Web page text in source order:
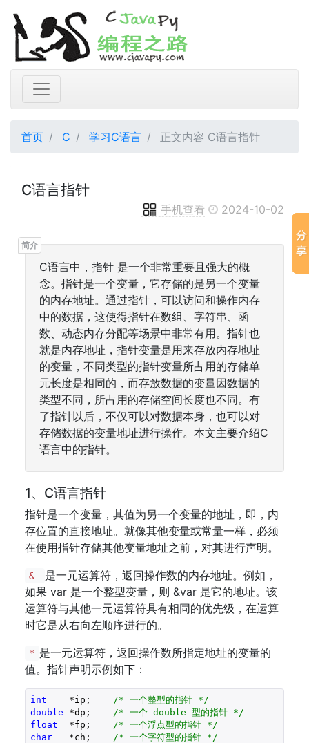
首页 C 学习C语言 正文内容 C语言指针
C语言指针
手机查看 2024-10-02
C语言中，指针 是一个非常重要且强大的概
念。指针是一个变量，它存储的是另一个变量
的内存地址。通过指针，可以访问和操作内存
中的数据，这使得指针在数组、字符串、函
数、动态内存分配等场景中非常有用。指针也
就是内存地址，指针变量是用来存放内存地址
的变量，不同类型的指针变量所占用的存储单
元长度是相同的，而存放数据的变量因数据的
类型不同，所占用的存储空间长度也不同。有
了指针以后，不仅可以对数据本身，也可以对
存储数据的变量地址进行操作。本文主要介绍C
语言中的指针。
1、C语言指针
指针是一个变量，其值为另一个变量的地址，即，内
存位置的直接地址。就像其他变量或常量一样，必须
在使用指针存储其他变量地址之前，对其进行声明。
&
是一元运算符，返回操作数的内存地址。例如，
如果 var 是一个整型变量，则 &var 是它的地址。该
运算符与其他一元运算符具有相同的优先级，在运算
时它是从右向左顺序进行的。
* 是一元运算符，返回操作数所指定地址的变量的
值。指针声明示例如下：
int
    *ip;
/* 一个整型的指针 */
double *dp;
/* 一个 double 型的指针 */
float
  *fp;
/* 一个浮点型的指针 */
char
   *ch;
/* 一个字符型的指针 */